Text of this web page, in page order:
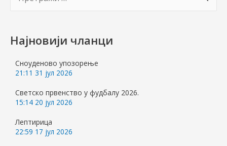
т
Најновији чланци
Сноуденово упозорење
21:11 31 јул 2026
Светско првенство у фудбалу 2026.
15:14 20 јул 2026
Лептирица
22:59 17 јул 2026